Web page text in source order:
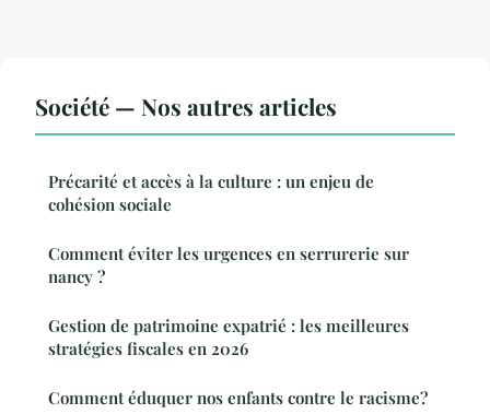
Société — Nos autres articles
Précarité et accès à la culture : un enjeu de
cohésion sociale
Comment éviter les urgences en serrurerie sur
nancy ?
Gestion de patrimoine expatrié : les meilleures
stratégies fiscales en 2026
Comment éduquer nos enfants contre le racisme?